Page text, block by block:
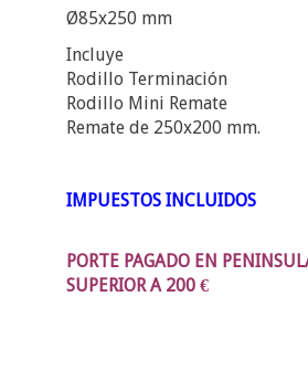
Ø85x250 mm
Incluye
Rodillo Terminación
Rodillo Mini Remate
Remate de 250x200 mm.
IMPUESTOS INCLUIDOS
PORTE PAGADO EN
SUPERIOR A 200 €